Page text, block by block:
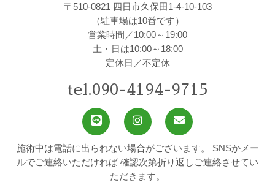
〒510-0821 四日市久保田1-4-10-103
（駐車場は10番です）
営業時間／10:00～19:00
土・日は10:00～18:00
定休日／不定休
tel.090-4194-9715
施術中は電話に出られない場合がございます。
SNSかメー
ルでご連絡いただければ 確認次第折り返しご連絡させてい
ただきます。